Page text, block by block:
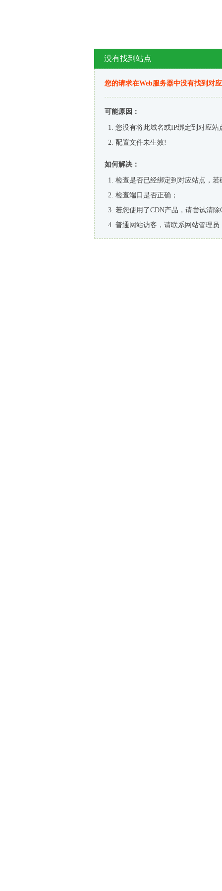
没有找到站点
您的请求在Web服务器中没有找到对
可能原因：
您没有将此域名或IP绑定到对应站
配置文件未生效!
如何解决：
检查是否已经绑定到对应站点，
检查端口是否正确；
若您使用了CDN产品，请尝试清除
普通网站访客，请联系网站管理员